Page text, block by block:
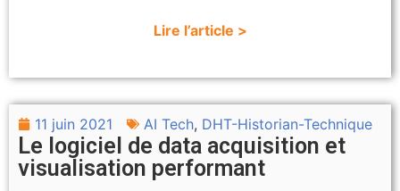
Lire l’article >
11 juin 2021 AI Tech, DHT-Historian-Technique
Le logiciel de data acquisition et
visualisation performant